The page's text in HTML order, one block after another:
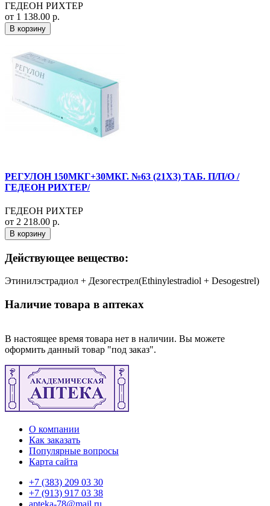
ГЕДЕОН РИХТЕР
от 1 138.00 р.
В корзину
РЕГУЛОН 150МКГ+30МКГ. №63 (21X3) ТАБ. П/П/О /
ГЕДЕОН РИХТЕР/
ГЕДЕОН РИХТЕР
от 2 218.00 р.
В корзину
Действующее вещество:
Этинилэстрадиол + Дезогестрел(Ethinylestradiol + Desogestrel)
Наличие товара в аптеках
В настоящее время товара нет в наличии. Вы можете
оформить данный товар "под заказ".
О компании
Как заказать
Популярные вопросы
Карта сайта
+7 (383) 209 03 30
+7 (913) 917 03 38
apteka-78@mail.ru